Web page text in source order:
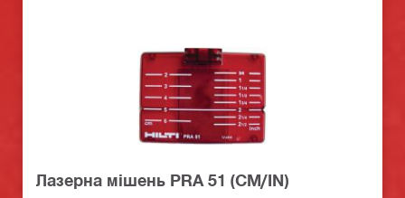
Лазерна мішень PRA 51 (CM/IN)